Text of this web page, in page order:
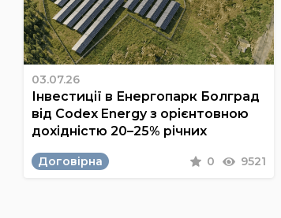
03.07.26
Інвестиції в Енергопарк Болград
від Codex Energy з орієнтовною
дохідністю 20–25% річних
Договірна 0 9521